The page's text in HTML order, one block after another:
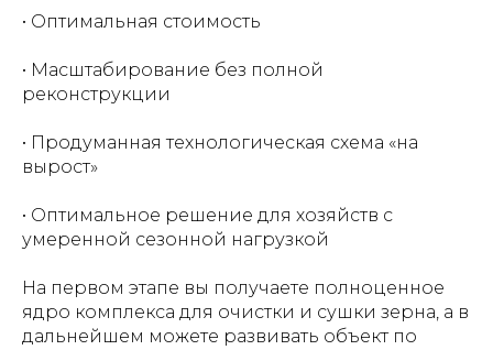
• Оптимальная стоимость
• Масштабирование без полной
реконструкции
• Продуманная технологическая схема «на
вырост»
• Оптимальное решение для хозяйств с
умеренной сезонной нагрузкой
На первом этапе вы получаете полноценное
ядро комплекса для очистки и сушки зерна, а в
дальнейшем можете развивать объект по